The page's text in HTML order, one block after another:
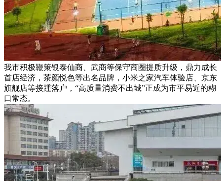
我市积极鞭策银泰仙商、武商等保守商圈提质升级，鼎力成长
首店经济，茶颜悦色等出名品牌，小米之家汽车体验店、京东
旗舰店等接踵落户，“高质量消费不出城”正成为市平易近的糊
口常态。